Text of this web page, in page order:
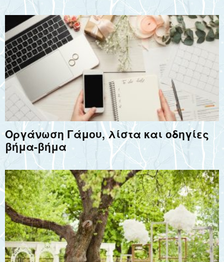
Οργάνωση Γάμου, λίστα και οδηγίες
βήμα-βήμα